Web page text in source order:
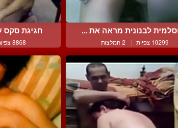
לבנונית מראה את ...
10299 צפיות | 2 המלצות
חגיגת סקס
8868 צפיות